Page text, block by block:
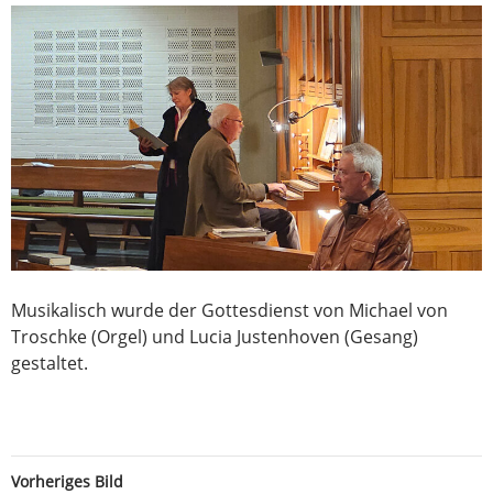
Musikalisch wurde der Gottesdienst von Michael von
Troschke (Orgel) und Lucia Justenhoven (Gesang)
gestaltet.
Vorheriges Bild